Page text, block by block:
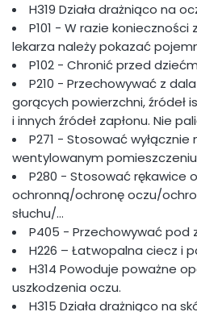
H319 Działa drażniąco na
P101 - W razie
lekarza należy pokazać
P102 - Chronić przed
P210 - Przechowywać z
gorących powierzchni, źródeł
i innych źródeł zapłonu. Nie
P271 - Stosować
wentylowanym pomieszczeniu
P280 - Stosować rękawice
ochronną/ochronę oczu/
słuchu/…
P405 - Przechowywać pod
H226 – Łatwopalna ciecz i
H314 Powoduje poważne
uszkodzenia oczu.
H315 Działa drażniąco na